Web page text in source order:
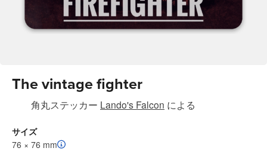
The vintage fighter
角丸ステッカー Lando's Falcon による
サイズ
76 × 76 mm